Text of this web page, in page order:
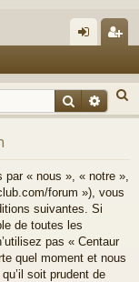
ne
xi
nr
eg
r
e
« nous », « notre »,
forum »), vous
suivantes. Si
de toutes les
pas « Centaur
quel moment et nous
soit prudent de